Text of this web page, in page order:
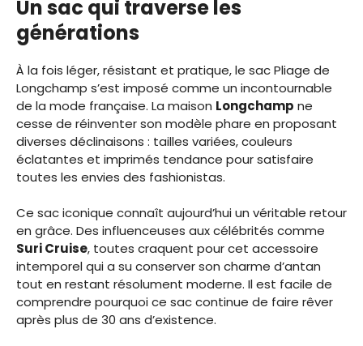
Un sac qui traverse les
générations
À la fois léger, résistant et pratique, le sac Pliage de
Longchamp s’est imposé comme un incontournable
de la mode française. La maison Longchamp ne
cesse de réinventer son modèle phare en proposant
diverses déclinaisons : tailles variées, couleurs
éclatantes et imprimés tendance pour satisfaire
toutes les envies des fashionistas.
Ce sac iconique connaît aujourd’hui un véritable retour
en grâce. Des influenceuses aux célébrités comme
Suri Cruise, toutes craquent pour cet accessoire
intemporel qui a su conserver son charme d’antan
tout en restant résolument moderne. Il est facile de
comprendre pourquoi ce sac continue de faire rêver
après plus de 30 ans d’existence.